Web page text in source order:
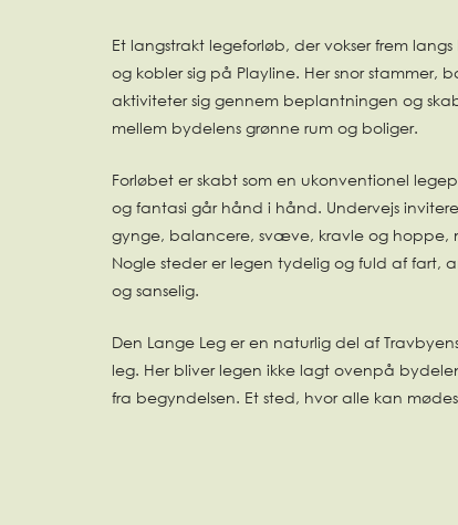
Et langstrakt legeforløb, der vokser frem
og kobler sig på Playline. Her snor stammer,
aktiviteter sig gennem beplantningen og
mellem bydelens grønne rum og boliger.
Forløbet er skabt som en ukonventionel
og fantasi går hånd i hånd. Undervejs
gynge, balancere, svæve, kravle og hoppe,
Nogle steder er legen tydelig og fuld af fart,
og sanselig.
Den Lange Leg er en naturlig del af
leg. Her bliver legen ikke lagt ovenpå
fra begyndelsen. Et sted, hvor alle kan